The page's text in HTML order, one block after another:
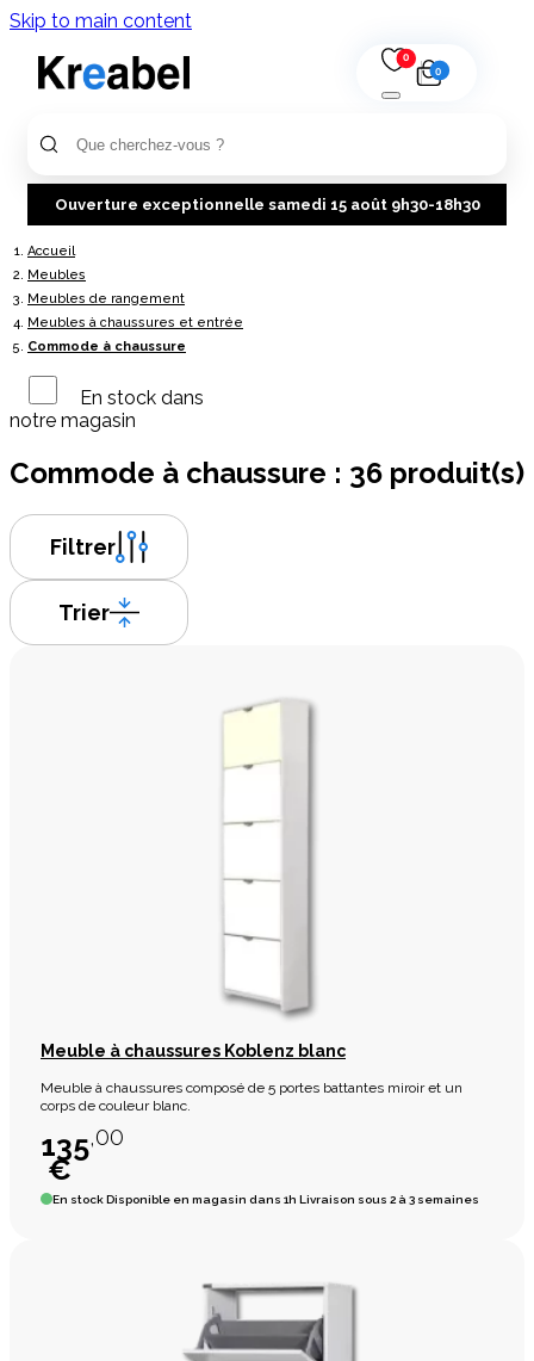
Skip to main content
0
0
Ouverture exceptionnelle samedi 15 août 9h30-18h30
Accueil
Meubles
Meubles de rangement
Meubles à chaussures et entrée
Commode à chaussure
En stock dans
notre magasin
Commode à chaussure : 36 produit(s)
Filtrer
Trier
Meuble à chaussures Koblenz blanc
Meuble à chaussures composé de 5 portes battantes miroir et un
corps de couleur blanc.
135,00
€
En stockDisponible en magasin dans 1h Livraison sous 2 à 3 semaines